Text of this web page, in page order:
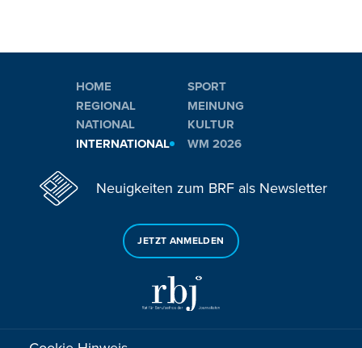
HOME
REGIONAL
NATIONAL
INTERNATIONAL
SPORT
MEINUNG
KULTUR
WM 2026
Neuigkeiten zum BRF als Newsletter
JETZT ANMELDEN